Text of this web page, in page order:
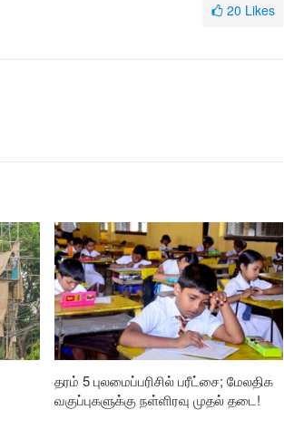
20 Likes
தரம் 5 புலமைப்பரிசில் பரீட்சை; மேலதிக
வகுப்புகளுக்கு நள்ளிரவு முதல் தடை!